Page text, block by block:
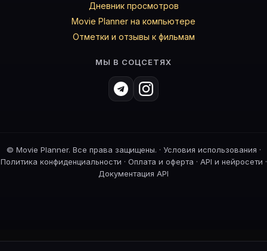
Дневник просмотров
Movie Planner на компьютере
Отметки и отзывы к фильмам
МЫ В СОЦСЕТЯХ
© Movie Planner. Все права защищены. · Условия использования ·
Политика конфиденциальности · Оплата и оферта · API и нейросети ·
Документация API